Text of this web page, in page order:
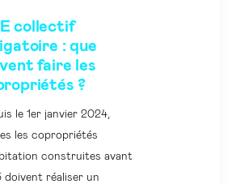
collectif
: que
faire les
?
le 1er janvier 2024,
les copropriétés
construites avant
doivent réaliser un